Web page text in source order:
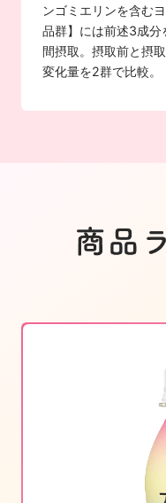
ンゴミエリンを含む
品群】には前述3成分
間摂取。摂取前と摂
変化量を2群で比較。